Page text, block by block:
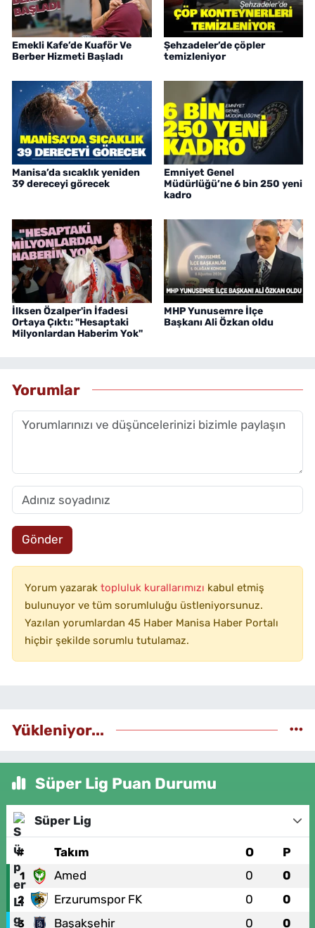
Emekli Kafe’de Kuaför Ve
Berber Hizmeti Başladı
Şehzadeler’de çöpler
temizleniyor
Manisa’da sıcaklık yeniden
39 dereceyi görecek
Emniyet Genel
Müdürlüğü’ne 6 bin 250 yeni
kadro
İlksen Özalper'in İfadesi
Ortaya Çıktı: "Hesaptaki
Milyonlardan Haberim Yok"
MHP Yunusemre İlçe
Başkanı Ali Özkan oldu
Yorumlar
Gönder
Yorum yazarak topluluk kurallarımızı kabul etmiş
bulunuyor ve tüm sorumluluğu üstleniyorsunuz.
Yazılan yorumlardan 45 Haber Manisa Haber Portalı
hiçbir şekilde sorumlu tutulamaz.
Yükleniyor...
Süper Lig Puan Durumu
Süper Lig
# Takım O P
1 Amed 0 0
2 Erzurumspor FK 0 0
3 Başakşehir 0 0